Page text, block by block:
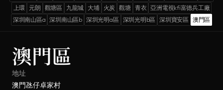
上環
元朗 觀塘區 九龍城 大埔 火炭 觀塘 青衣 亞洲電視kfi富德兵工廠
深圳南山區a 深圳南山區b 深圳光明a區 深圳光明b區 深圳寶安區 澳門區
澳門區
地址
澳門氹仔卓家村